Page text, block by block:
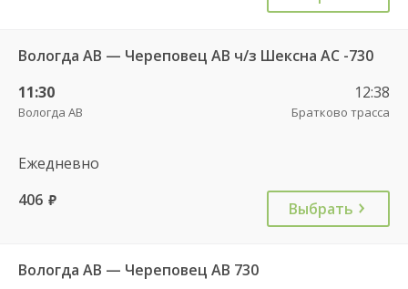
Вологда АВ — Череповец АВ ч/з Шексна АC -730
11:30
Вологда АВ
12:38
Братково трасса
Ежедневно
406 руб. Выбрать
Вологда АВ — Череповец АВ 730